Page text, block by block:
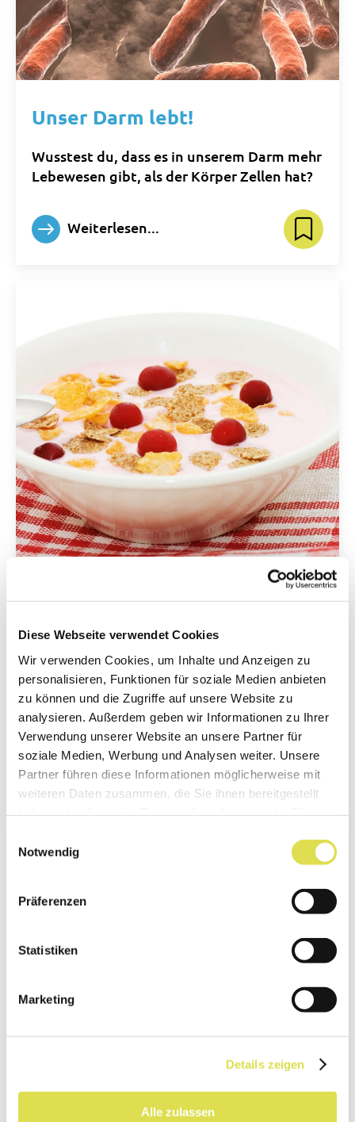
Diese Webseite verwendet Cookies
Wir verwenden Cookies, um Inhalte und Anzeigen zu
personalisieren, Funktionen für soziale Medien anbieten
zu können und die Zugriffe auf unsere Website zu
analysieren. Außerdem geben wir Informationen zu Ihrer
Verwendung unserer Website an unsere Partner für
soziale Medien, Werbung und Analysen weiter. Unsere
Partner führen diese Informationen möglicherweise mit
weiteren Daten zusammen, die Sie ihnen bereitgestellt
Notwendig
Präferenzen
Statistiken
Marketing
Details zeigen
Alle zulassen
Unser Darm lebt!
Wusstest du, dass es in unserem Darm mehr
Lebewesen gibt, als der Körper Zellen hat?
Weiterlesen...
Probiotika und Präbiotika sind
Lebensmittel, welche die Mikroorganismen
im Darm positiv beeinflussen und dadurch
gesundheitsfördernd wirken sollen.
Weiterlesen...